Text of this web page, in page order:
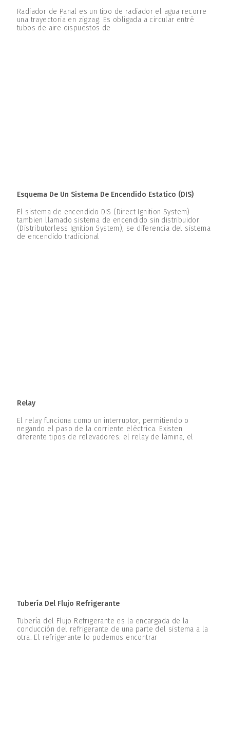
Radiador de Panal es un tipo de radiador el agua recorre
una trayectoria en zigzag. Es obligada a circular entré
tubos de aire dispuestos de
Esquema De Un Sistema De Encendido Estatico (DIS)
El sistema de encendido DIS (Direct Ignition System)
tambien llamado sistema de encendido sin distribuidor
(Distributorless Ignition System), se diferencia del sistema
de encendido tradicional
Relay
El relay funciona como un interruptor, permitiendo o
negando el paso de la corriente eléctrica. Existen
diferente tipos de relevadores: el relay de lámina, el
Tubería Del Flujo Refrigerante
Tubería del Flujo Refrigerante es la encargada de la
conducción del refrigerante de una parte del sistema a la
otra. El refrigerante lo podemos encontrar